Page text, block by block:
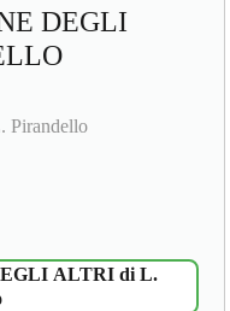
DEGLI
ALTRI di L.